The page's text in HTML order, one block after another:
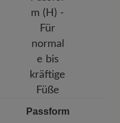
Passform